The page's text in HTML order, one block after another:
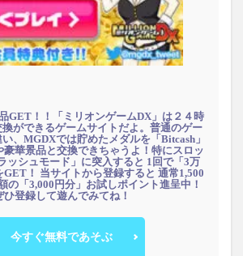
GET！！「ミリオンゲームDX」は２４時
換ができるゲームサイトだよ。普通のゲー
、MGDXでは貯めたメダルを「Bitcash」
華景品と交換できちゃうよ！特にスロッ
ッシュモード」に突入すると 1回で「3万
GET！ 当サイトから登録すると 通常1,500
の「3,000円分」お試しポイント進呈中！
ひ登録して遊んでみてね！
今すぐ無料であそぶ